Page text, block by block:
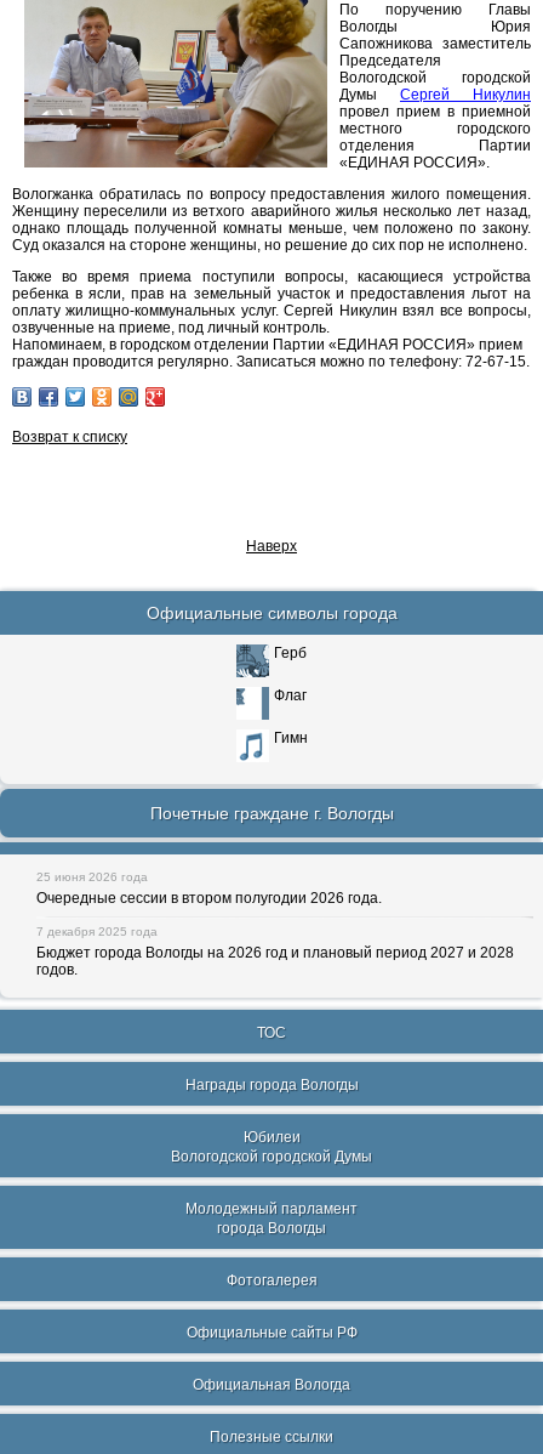
По поручению Главы
Вологды Юрия
Сапожникова заместитель
Председателя
Вологодской городской
Думы Сергей Никулин
провел прием в приемной
местного городского
отделения Партии
«ЕДИНАЯ РОССИЯ».
Вологжанка обратилась по вопросу предоставления жилого помещения.
Женщину переселили из ветхого аварийного жилья несколько лет назад,
однако площадь полученной комнаты меньше, чем положено по закону.
Суд оказался на стороне женщины, но решение до сих пор не исполнено.
Также во время приема поступили вопросы, касающиеся устройства
ребенка в ясли, прав на земельный участок и предоставления льгот на
оплату жилищно-коммунальных услуг. Сергей Никулин взял все вопросы,
озвученные на приеме, под личный контроль.
Напоминаем, в городском отделении Партии «ЕДИНАЯ РОССИЯ» прием
граждан проводится регулярно. Записаться можно по телефону: 72-67-15.
Возврат к списку
Наверх
Официальные символы города
Герб
Флаг
Гимн
Почетные граждане г. Вологды
25 июня 2026 года
Очередные сессии в втором полугодии 2026 года.
7 декабря 2025 года
Бюджет города Вологды на 2026 год и плановый период 2027 и 2028
годов.
ТОС
Награды города Вологды
Юбилеи
Вологодской городской Думы
Молодежный парламент
города Вологды
Фотогалерея
Официальные сайты РФ
Официальная Вологда
Полезные ссылки